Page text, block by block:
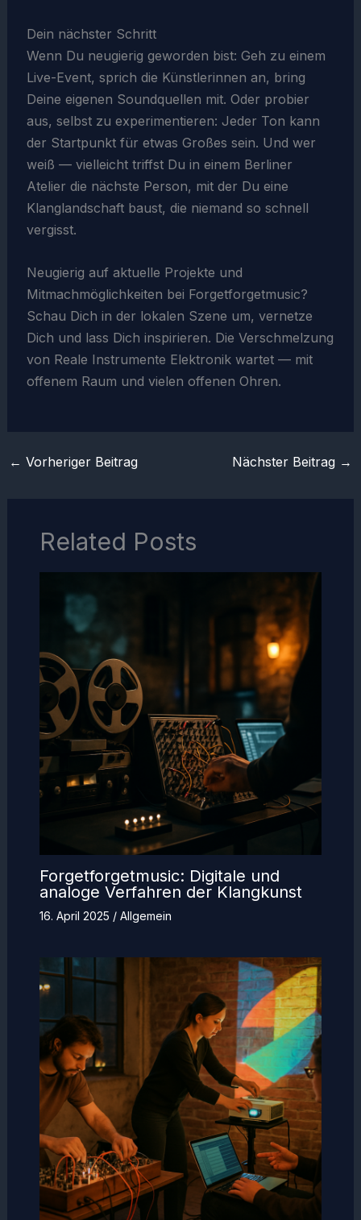
Dein nächster Schritt
Wenn Du neugierig geworden bist: Geh zu einem
Live-Event, sprich die Künstlerinnen an, bring
Deine eigenen Soundquellen mit. Oder probier
aus, selbst zu experimentieren: Jeder Ton kann
der Startpunkt für etwas Großes sein. Und wer
weiß — vielleicht triffst Du in einem Berliner
Atelier die nächste Person, mit der Du eine
Klanglandschaft baust, die niemand so schnell
vergisst.
Neugierig auf aktuelle Projekte und
Mitmachmöglichkeiten bei Forgetforgetmusic?
Schau Dich in der lokalen Szene um, vernetze
Dich und lass Dich inspirieren. Die Verschmelzung
von Reale Instrumente Elektronik wartet — mit
offenem Raum und vielen offenen Ohren.
← Vorheriger Beitrag Nächster Beitrag →
Related Posts
Forgetforgetmusic: Digitale und
analoge Verfahren der Klangkunst
16. April 2025 / Allgemein